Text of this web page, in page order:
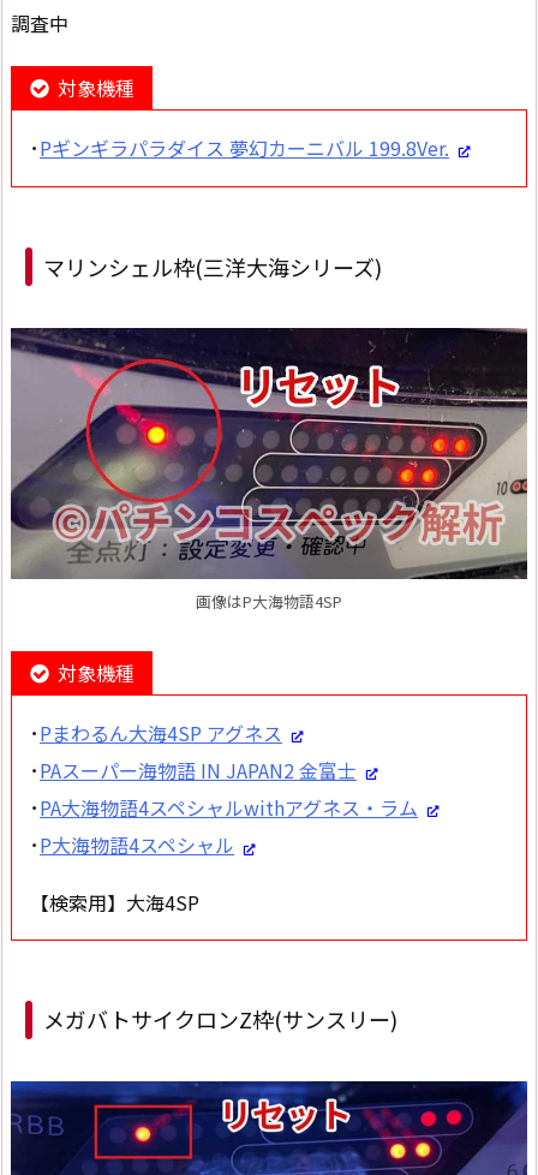
調査中
対象機種
･Pギンギラパラダイス 夢幻カーニバル 199.8Ver.
マリンシェル枠(三洋大海シリーズ)
画像はP大海物語4SP
対象機種
･Pまわるん大海4SP アグネス
･PAスーパー海物語 IN JAPAN2 金富士
･PA大海物語4スペシャルwithアグネス・ラム
･P大海物語4スペシャル
【検索用】大海4SP
メガバトサイクロンZ枠(サンスリー)